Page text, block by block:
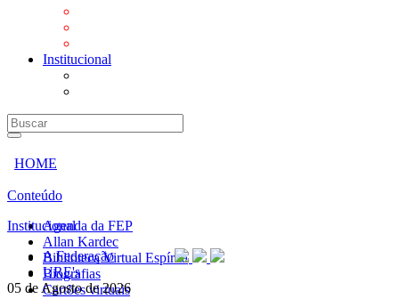
Institucional
HOME
Conteúdo
Agenda da FEP
Allan Kardec
Biblioteca Virtual Espírita
Biografias
Cartões virtuais
Institucional
A Federação
URE's
05 de Agosto de 2026